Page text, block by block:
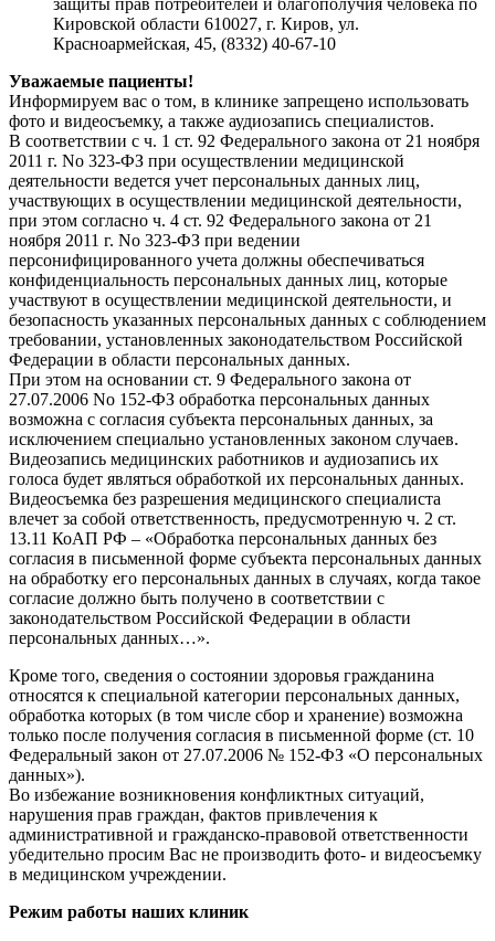
защиты прав потребителей и благополучия человека по
Кировской области 610027, г. Киров, ул.
Красноармейская, 45, (8332) 40-67-10
Уважаемые пациенты!
Информируем вас о том, в клинике запрещено использовать
фото и видеосъемку, а также аудиозапись специалистов.
В соответствии с ч. 1 ст. 92 Федерального закона от 21 ноября
2011 г. No 323­-ФЗ при осуществлении медицинской
деятельности ведется учет персональных данных лиц,
участвующих в осуществлении медицинской деятельности,
при этом согласно ч. 4 ст. 92 Федерального закона от 21
ноября 2011 г. No 323­-ФЗ при ведении
персонифицированного учета должны обеспечиваться
конфиденциальность персональных данных лиц, которые
участвуют в осуществлении медицинской деятельности, и
безопасность указанных персональных данных с соблюдением
требовании, установленных законодательством Российской
Федерации в области персональных данных.
При этом на осно­вании ст. 9 Федерального закона от
27.07.2006 No 152­-ФЗ обработка персональных данных
возможна с согласия субъекта персональных данных, за
исключением специально установленных законом случаев.
Видеоза­пись медицинских работников и аудиозапись их
голоса будет являться обработкой их персональных данных.
Видеосъемка без разрешения медицинского специалиста
влечет за собой ответственность, предусмотренную ч. 2 ст.
13.11 КоАП РФ – «Обработка персональных данных без
согласия в письменной форме субъ­екта персональных данных
на обработку его персональных данных в случаях, когда такое
согласие должно быть получено в соответствии с
законодательством Российской Федерации в области
персональных данных…».
Кроме того, сведения о состоянии здоровья гражданина
относятся к специальной категории персональных данных,
обработка которых (в том числе сбор и хранение) возможна
только после получения согласия в письменной форме (ст. 10
Федеральный закон от 27.07.2006 № 152-ФЗ «О персональных
данных»).
Во избежание возникновения конфликтных ситуаций,
нарушения прав граждан, фактов привлечения к
административной и гражданско-правовой ответственности
убедительно просим Вас не производить фото- и видеосъемку
в медицинском учреждении.
Режим работы наших клиник